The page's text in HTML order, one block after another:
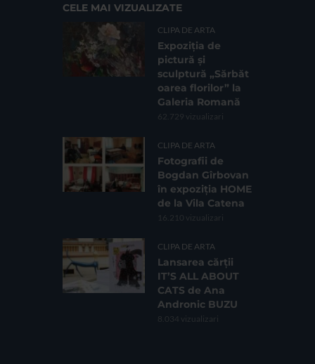
CELE MAI VIZUALIZATE
CLIPA DE ARTA
Expoziția de
pictură și
sculptură „Sărbăt
oarea florilor” la
Galeria Romană
62.729 vizualizari
CLIPA DE ARTA
Fotografii de
Bogdan Gîrbovan
în expoziția HOME
de la Vila Catena
16.210 vizualizari
CLIPA DE ARTA
Lansarea cărții
IT’S ALL ABOUT
CATS de Ana
Andronic BUZU
8.034 vizualizari